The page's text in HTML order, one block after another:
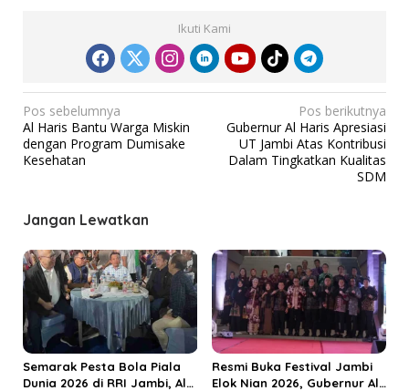
Ikuti Kami
N
a
v
g
s
i
p
o
s
Pos sebelumnya
Al Haris Bantu Warga Miskin
dengan Program Dumisake
Kesehatan
Pos berikutnya
Gubernur Al Haris Apresiasi
UT Jambi Atas Kontribusi
Dalam Tingkatkan Kualitas
SDM
Jangan Lewatkan
Semarak Pesta Bola Piala
Dunia 2026 di RRI Jambi, Al
Resmi Buka Festival Jambi
Elok Nian 2026, Gubernur Al